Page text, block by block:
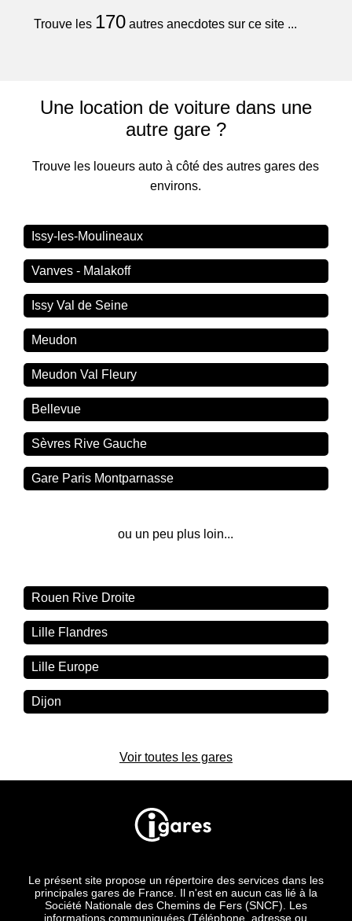
Trouve les 170autres anecdotes sur ce site ...
Une location de voiture dans une
autre gare ?
Trouve les loueurs auto à côté des autres gares des
environs.
Issy-les-Moulineaux
Vanves - Malakoff
Issy Val de Seine
Meudon
Meudon Val Fleury
Bellevue
Sèvres Rive Gauche
Gare Paris Montparnasse
ou un peu plus loin...
Rouen Rive Droite
Lille Flandres
Lille Europe
Dijon
Voir toutes les gares
Le présent site propose un répertoire des services dans les
principales gares de France. Il n'est en aucun cas lié à la
Société Nationale des Chemins de Fers (SNCF). Les
informations communiquées (Téléphone, adresse ou